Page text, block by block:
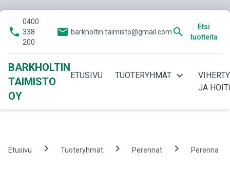
phone
0400
338
200
email barkholtin.taimisto@gmail.com search
Etsi
tuotteita
BARKHOLTIN
TAIMISTO
OY
ETUSIVU TUOTERYHMÄT expand_more
JA
Etusivu chevron_right Tuoteryhmät chevron_right Perennat chevron_right Perenna